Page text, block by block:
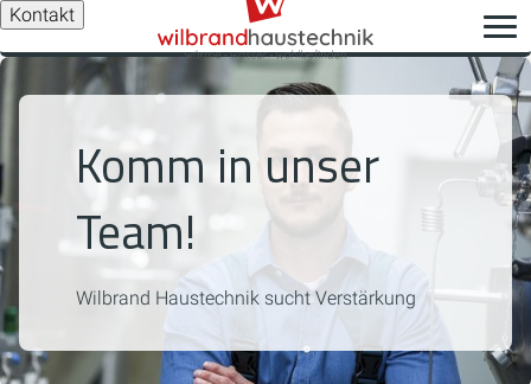
Kontakt
Komm in unser
Team!
Wilbrand Haustechnik sucht Verstärkung